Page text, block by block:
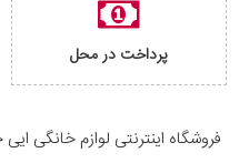
پرداخت در محل
فروشگاه اینترنتی لوازم خانگی